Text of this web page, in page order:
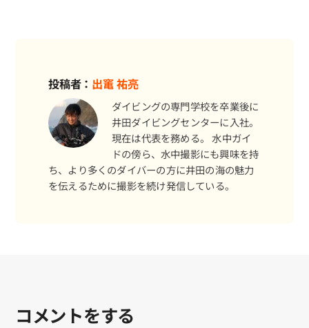
投稿者： 出竃 祐亮
ダイビングの専門学校を卒業後に
井田ダイビングセンターに入社。
現在は代表を務める。 水中ガイ
ドの傍ら、水中撮影にも興味を持
ち、より多くのダイバーの方に井田の海の魅力
を伝えるために撮影を続け発信している。
コメントをする